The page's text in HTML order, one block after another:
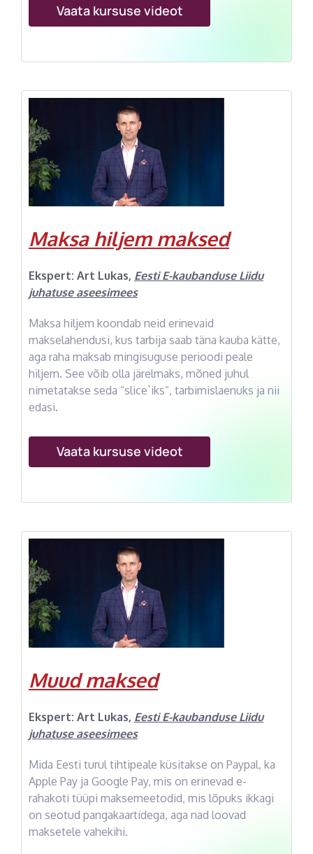
Vaata kursuse videot
Maksa hiljem maksed
Ekspert: Art Lukas, Eesti E-kaubanduse Liidu
juhatuse aseesimees
Maksa hiljem koondab neid erinevaid
makselahendusi, kus tarbija saab täna kauba kätte,
aga raha maksab mingisuguse perioodi peale
hiljem. See võib olla järelmaks, mõned juhul
nimetatakse seda “slice`iks”, tarbimislaenuks ja nii
edasi.
Vaata kursuse videot
Muud maksed
Ekspert: Art Lukas, Eesti E-kaubanduse Liidu
juhatuse aseesimees
Mida Eesti turul tihtipeale küsitakse on Paypal, ka
Apple Pay ja Google Pay, mis on erinevad e-
rahakoti tüüpi maksemeetodid, mis lõpuks ikkagi
on seotud pangakaartidega, aga nad loovad
maksetele vahekihi.